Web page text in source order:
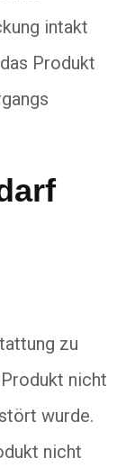
intakt
Produkt
zu
nicht
wurde.
nicht